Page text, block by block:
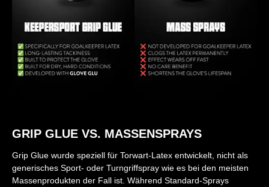
GRIP GLUE VS. MASSENSPRAYS
Grip Glue wurde speziell für Torwart-Latex entwickelt, nicht als
generisches Sport- oder Turngriffspray wie es bei den meisten
Massenprodukten der Fall ist. Während Standard-Sprays